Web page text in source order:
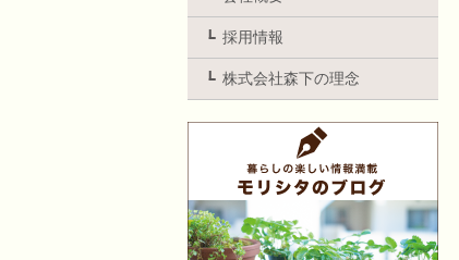
採用情報
株式会社森下の理念